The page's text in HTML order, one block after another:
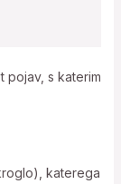
pojav, s katerim
katerega